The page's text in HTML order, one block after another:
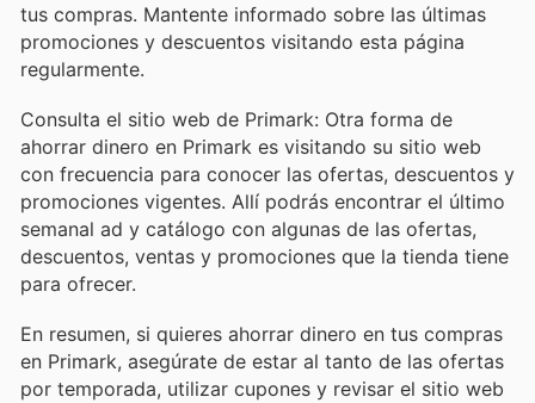
tus compras. Mantente informado sobre las últimas
promociones y descuentos visitando esta página
regularmente.
Consulta el sitio web de Primark: Otra forma de
ahorrar dinero en Primark es visitando su sitio web
con frecuencia para conocer las ofertas, descuentos y
promociones vigentes. Allí podrás encontrar el último
semanal ad y catálogo con algunas de las ofertas,
descuentos, ventas y promociones que la tienda tiene
para ofrecer.
En resumen, si quieres ahorrar dinero en tus compras
en Primark, asegúrate de estar al tanto de las ofertas
por temporada, utilizar cupones y revisar el sitio web